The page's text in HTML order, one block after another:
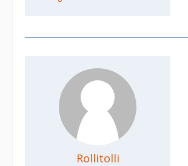
Rollitolli